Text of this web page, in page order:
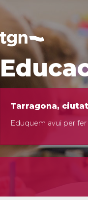
Tarragona,
Eduquem avui per